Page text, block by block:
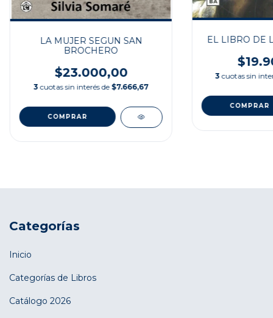
LA MUJER SEGUN SAN
BROCHERO
$23.000,00
3 cuotas sin interés de $7.666,67
EL LIBRO DE
3 cuotas sin
Categorías
Inicio
Categorías de Libros
Catálogo 2026